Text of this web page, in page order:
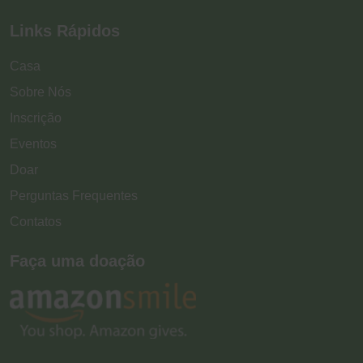
Links Rápidos
Casa
Sobre Nós
Inscrição
Eventos
Doar
Perguntas Frequentes
Contatos
Faça uma doação